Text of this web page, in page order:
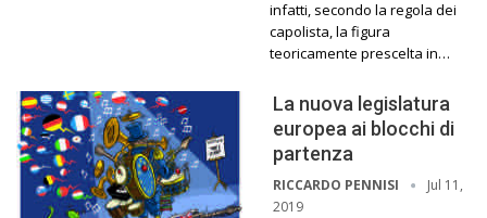
infatti, secondo la regola dei
capolista, la figura
teoricamente prescelta in…
La nuova legislatura
europea ai blocchi di
partenza
RICCARDO PENNISI
Jul 11,
2019